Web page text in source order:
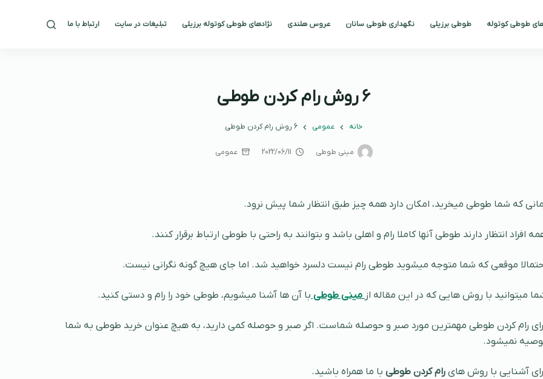
طوطی کوتوله طوطی برزیلی نگهداری طوطی سانان عروس هلندی نژادهای طوطی کوتوله برزیلی تبلیغات در سایت ارتباط با ما
6 روش رام کردن طوطی
خانه عمومی 6 روش رام کردن طوطی
مینی طوطی 2022/06/11 عمومی
که شما طوطی میخرید، امکان دارد همه چیز طبق انتظار شما پیش نرود.
افراد انتظار دارند طوطی آنها کاملا رام و اهلی باشد و بتوانند به راحتی با طوطی ارتباط برقرار کنند.
موقعی که شما متوجه میشوید طوطی رام نیست دلسرد خواهید شد. اما جای هیچ گونه نگرانی نیست.
میتوانید با روش هایی که در این مقاله ازمینی طوطیبا آن ها آشنا میشویم، طوطی خود را رام و دستی کنید.
رام کردن طوطی مهمترین مورد صبر و حوصله شماست. اگر صبر و حوصله کمی دارید، به هیچ عنوان خرید طوطی به شما
نمیشود.
آشنایی با روش هایرام کردن طوطی با ما همراه باشید.